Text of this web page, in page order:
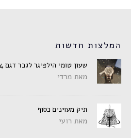
המלצות חדשות
שעון טומי הילפיגר לגבר דגם 1790814
מאת מרדי
תיק מעוינים כסוף
מאת רועי